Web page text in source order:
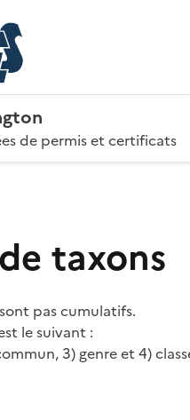
de permis et certificats
taxons
pas cumulatifs.
le suivant :
3) genre et 4)